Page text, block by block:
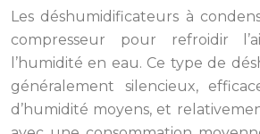
Les déshumidificateurs à
compresseur pour refroidir
l’humidité en eau. Ce type de
généralement silencieux,
d’humidité moyens, et